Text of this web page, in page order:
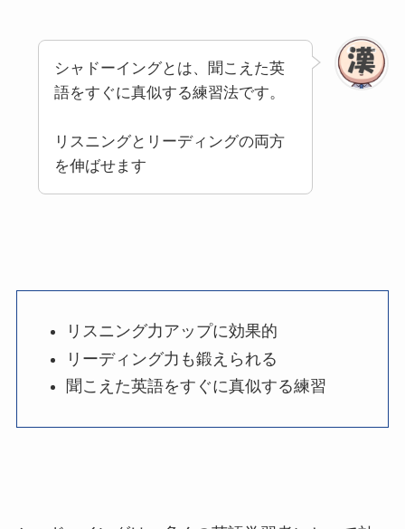
シャドーイングとは、聞こえた英
語をすぐに真似する練習法です。
リスニングとリーディングの両方
を伸ばせます
リスニング力アップに効果的
リーディング力も鍛えられる
聞こえた英語をすぐに真似する練習